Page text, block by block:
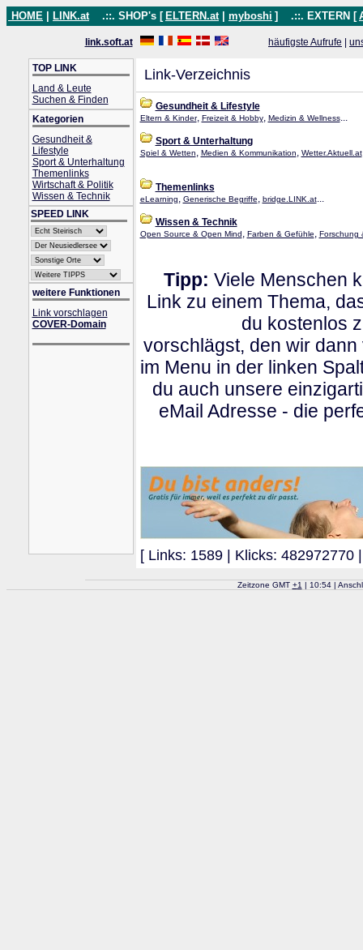
HOME LINK.at .::. SHOP's [ ELTERN.at myboshi ] .::. EXTERN [
link.soft.at häufigste Aufrufe
TOP LINK
Land & Leute
Suchen & Finden
Kategorien
Gesundheit &
Lifestyle
Sport & Unterhaltung
Themenlinks
Wirtschaft & Politik
Wissen & Technik
SPEED LINK
weitere Funktionen
Link vorschlagen
COVER-Domain
Link-Verzeichnis
Gesundheit & Lifestyle
Eltern & Kinder, Freizeit & Hobby, Medizin & Wellness...
Sport & Unterhaltung
Spiel & Wetten, Medien & Kommunikation, Wetter.Aktuell.at
Themenlinks
eLearning, Generische Begriffe, bridge.LINK.at...
Wissen & Technik
Open Source & Open Mind, Farben & Gefühle, Forschung
Tipp: Viele Menschen
Link zu einem Thema,
du kostenlos
vorschlägst, den wir
im Menu in der linken
du auch unsere
eMail Adresse - die
[ Links: 1589 | Klicks: 482972770
Zeitzone GMT +1 | 10:54 |